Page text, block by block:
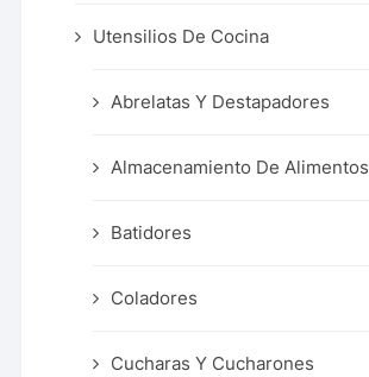
Utensilios De Cocina
Abrelatas Y Destapadores
Almacenamiento De Alimentos
Batidores
Coladores
Cucharas Y Cucharones